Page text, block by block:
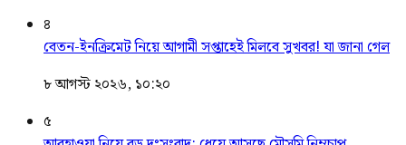
৪
বেতন-ইনক্রিমেট নিয়ে আগামী সপ্তাহেই মিলবে সুখবর! যা জানা গেল
৮ আগস্ট ২০২৬, ১০:২০
৫